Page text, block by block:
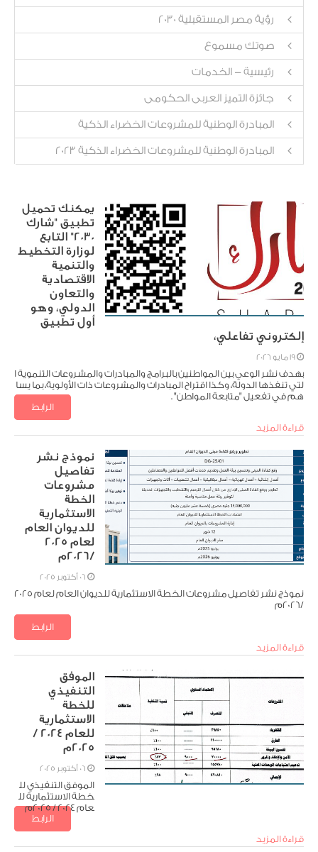
رؤية مصر المستقبلية 2030
صوتك مسموع
رئيسية - الخدمات
جائزة التميز العربى الحكومى
المبادرة الوطنية للمشروعات الخضراء الذكية
المبادرة الوطنية للمشروعات الخضراء الذكية 2023
يمكنك تحميل
تطبيق "شارك
2030" التابع
لوزارة التخطيط
والتنمية
الاقتصادية
والتعاون
الدولي، وهو
أول تطبيق
إلكتروني تفاعلي،
بهدف نشر الوعي بين المواطنين بالبرامج والمبادرات والمشروعات التنموية ا
لتي تنفذها الدولة، وكذا اقتراح المبادرات والمشروعات ذات الأولوية، بما يسا
هم في تفعيل "متابعة المواطن" .
قراءة المزيد
تنزيل الملف
الرابط
نموذج نشر
تفاصيل
مشروعات
الخطة
الاستثمارية
للديوان العام
لعام 2025
/2026م
نموذج نشر تفاصيل مشروعات الخطة الاستثمارية للديوان العام لعام 2025
/2026م
قراءة المزيد
تنزيل الملف
الرابط
الموفق
التنفيذي
للخطة
الاستثمارية
للعام 2024 /
2025م
الموفق التنفيذي لل
خطة الاستثمارية لل
عام 2024 / 2025م
قراءة المزيد
تنزيل الملف
الرابط